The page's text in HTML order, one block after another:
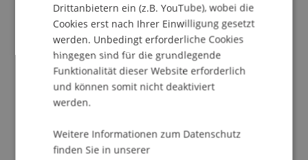
Ausserdem wird auf die intuitive Nutzung und
Herleitung von VBA-Befehlen geachtet.
Aufgrund der Praxisnähe legt der Kurs einen
besonderen Fokus auf Struktur und die Suche
von Fehlern innerhalb einer VBA-Routine. Die
dass jeder Teilnehmer ein Grundverständnis zum
Erstellen und Interpretieren einer VBA-Routine
Drittanbietern ein (z.B. YouTube), wobei die
Cookies erst nach Ihrer Einwilligung gesetzt
werden. Unbedingt erforderliche Cookies
hingegen sind für die grundlegende
Funktionalität dieser Website erforderlich
und können somit nicht deaktiviert
werden.
Weitere Informationen zum Datenschutz
finden Sie in unserer